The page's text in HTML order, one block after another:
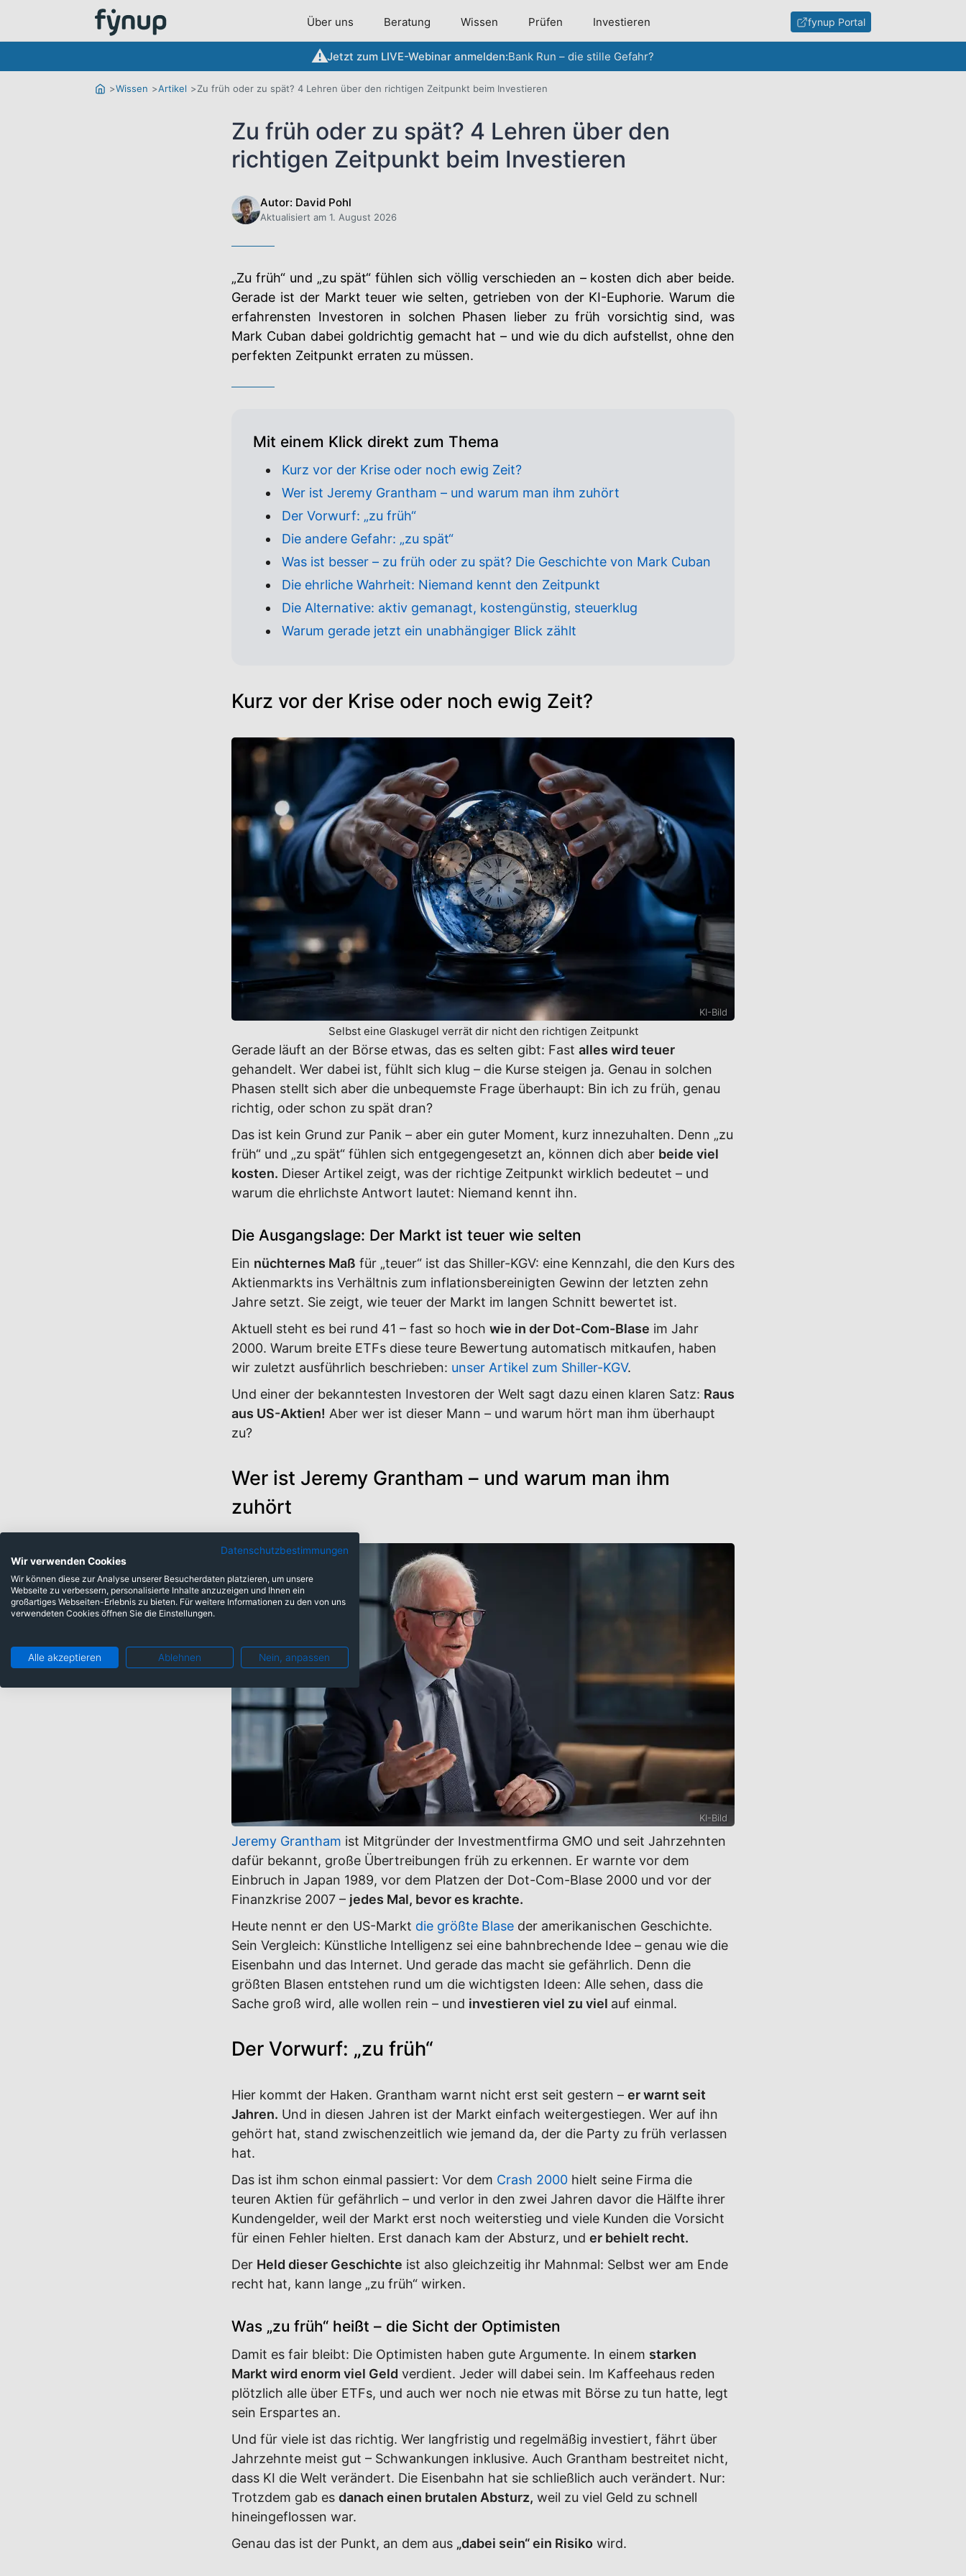
Über uns Beratung Wissen Prüfen Investieren fynup Portal
Jetzt zum LIVE-Webinar anmelden:Bank Run – die stille Gefahr?
Wissen Artikel Zu früh oder zu spät? 4 Lehren über den richtigen Zeitpunkt beim Investieren
Zu früh oder zu spät? 4 Lehren über den
richtigen Zeitpunkt beim Investieren
Autor: David Pohl
Aktualisiert am 1. August 2026
„Zu früh“ und „zu spät“ fühlen sich völlig verschieden an – kosten dich aber beide.
Gerade ist der Markt teuer wie selten, getrieben von der KI-Euphorie. Warum die
erfahrensten Investoren in solchen Phasen lieber zu früh vorsichtig sind, was
Mark Cuban dabei goldrichtig gemacht hat – und wie du dich aufstellst, ohne den
perfekten Zeitpunkt erraten zu müssen.
Mit einem Klick direkt zum Thema
Kurz vor der Krise oder noch ewig Zeit?
Wer ist Jeremy Grantham – und warum man ihm zuhört
Der Vorwurf: „zu früh“
Die andere Gefahr: „zu spät“
Was ist besser – zu früh oder zu spät? Die Geschichte von Mark Cuban
Die ehrliche Wahrheit: Niemand kennt den Zeitpunkt
Die Alternative: aktiv gemanagt, kostengünstig, steuerklug
Warum gerade jetzt ein unabhängiger Blick zählt
Kurz vor der Krise oder noch ewig Zeit?
KI-Bild
Selbst eine Glaskugel verrät dir nicht den richtigen Zeitpunkt
Gerade läuft an der Börse etwas, das es selten gibt: Fast alles wird teuer
gehandelt. Wer dabei ist, fühlt sich klug – die Kurse steigen ja. Genau in solchen
Phasen stellt sich aber die unbequemste Frage überhaupt: Bin ich zu früh, genau
richtig, oder schon zu spät dran?
Das ist kein Grund zur Panik – aber ein guter Moment, kurz innezuhalten. Denn „zu
früh“ und „zu spät“ fühlen sich entgegengesetzt an, können dich aber beide viel
kosten. Dieser Artikel zeigt, was der richtige Zeitpunkt wirklich bedeutet – und
warum die ehrlichste Antwort lautet: Niemand kennt ihn.
Die Ausgangslage: Der Markt ist teuer wie selten
Ein nüchternes Maß für „teuer“ ist das Shiller-KGV: eine Kennzahl, die den Kurs des
Aktienmarkts ins Verhältnis zum inflationsbereinigten Gewinn der letzten zehn
Jahre setzt. Sie zeigt, wie teuer der Markt im langen Schnitt bewertet ist.
Aktuell steht es bei rund 41 – fast so hoch wie in der Dot-Com-Blase im Jahr
2000. Warum breite ETFs diese teure Bewertung automatisch mitkaufen, haben
wir zuletzt ausführlich beschrieben: unser Artikel zum Shiller-KGV.
Und einer der bekanntesten Investoren der Welt sagt dazu einen klaren Satz: Raus
aus US-Aktien! Aber wer ist dieser Mann – und warum hört man ihm überhaupt
zu?
Wer ist Jeremy Grantham – und warum man ihm
zuhört
KI-Bild
Jeremy Grantham ist Mitgründer der Investmentfirma GMO und seit Jahrzehnten
dafür bekannt, große Übertreibungen früh zu erkennen. Er warnte vor dem
Einbruch in Japan 1989, vor dem Platzen der Dot-Com-Blase 2000 und vor der
Finanzkrise 2007 – jedes Mal, bevor es krachte.
Heute nennt er den US-Markt die größte Blase der amerikanischen Geschichte.
Sein Vergleich: Künstliche Intelligenz sei eine bahnbrechende Idee – genau wie die
Eisenbahn und das Internet. Und gerade das macht sie gefährlich. Denn die
größten Blasen entstehen rund um die wichtigsten Ideen: Alle sehen, dass die
Sache groß wird, alle wollen rein – und investieren viel zu viel auf einmal.
Der Vorwurf: „zu früh“
Hier kommt der Haken. Grantham warnt nicht erst seit gestern – er warnt seit
Jahren. Und in diesen Jahren ist der Markt einfach weitergestiegen. Wer auf ihn
gehört hat, stand zwischenzeitlich wie jemand da, der die Party zu früh verlassen
hat.
Das ist ihm schon einmal passiert: Vor dem Crash 2000 hielt seine Firma die
teuren Aktien für gefährlich – und verlor in den zwei Jahren davor die Hälfte ihrer
Kundengelder, weil der Markt erst noch weiterstieg und viele Kunden die Vorsicht
für einen Fehler hielten. Erst danach kam der Absturz, und er behielt recht.
Der Held dieser Geschichte ist also gleichzeitig ihr Mahnmal: Selbst wer am Ende
recht hat, kann lange „zu früh“ wirken.
Was „zu früh“ heißt – die Sicht der Optimisten
Damit es fair bleibt: Die Optimisten haben gute Argumente. In einem starken
Markt wird enorm viel Geld verdient. Jeder will dabei sein. Im Kaffeehaus reden
plötzlich alle über ETFs, und auch wer noch nie etwas mit Börse zu tun hatte, legt
sein Erspartes an.
Und für viele ist das richtig. Wer langfristig und regelmäßig investiert, fährt über
Jahrzehnte meist gut – Schwankungen inklusive. Auch Grantham bestreitet nicht,
dass KI die Welt verändert. Die Eisenbahn hat sie schließlich auch verändert. Nur:
Trotzdem gab es danach einen brutalen Absturz, weil zu viel Geld zu schnell
hineingeflossen war.
Genau das ist der Punkt, an dem aus „dabei sein“ ein Risiko wird.
Datenschutzbestimmungen
Wir verwenden Cookies
Wir können diese zur Analyse unserer Besucherdaten platzieren, um unsere
Webseite zu verbessern, personalisierte Inhalte anzuzeigen und Ihnen ein
großartiges Webseiten-Erlebnis zu bieten. Für weitere Informationen zu den von uns
verwendeten Cookies öffnen Sie die Einstellungen.
Alle akzeptieren Ablehnen Nein, anpassen